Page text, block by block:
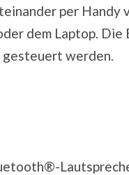
per Handy
dem Laptop. Die
werden.